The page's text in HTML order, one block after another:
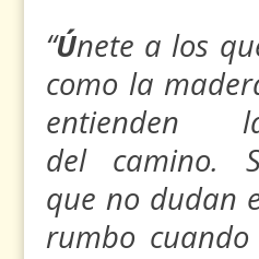
“Únete a los
como la
entienden
del camino.
que no dudan
rumbo